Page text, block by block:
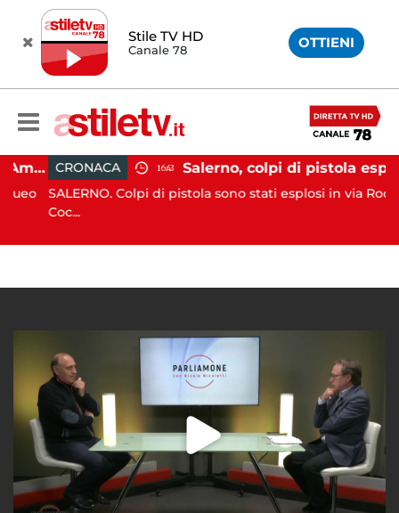
Stile TV HD
Canale 78 OTTIENI
Gozzo affonda in Costiera Amalfitana: occupanti soccorsi da altri natanti CRONACA 16:43
SALERNO. Colpi di pistola sono stati esplosi in via Rocco
Coc...